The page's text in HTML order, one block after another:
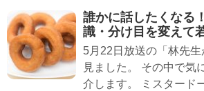
誰かに話したくなる
識・分け目を変えて
5月22日放送の「林先
見ました。 その中で気
介します。 ミスタード